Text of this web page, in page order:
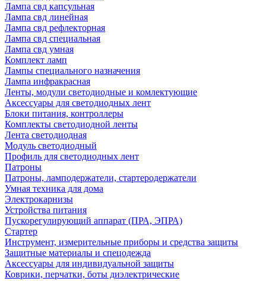
Лампа свд капсульная
Лампа свд линейная
Лампа свд рефлекторная
Лампа свд специальная
Лампа свд умная
Комплект ламп
Лампы специального назначения
Лампа инфракрасная
Ленты, модули светодиодные и комлектующие
Аксессуары для светодиодных лент
Блоки питания, контроллеры
Комплекты светодиодной ленты
Лента светодиодная
Модуль светодиодный
Профиль для светодиодных лент
Патроны
Патроны, ламподержатели, стартеродержатели
Умная техника для дома
Электрокарнизы
Устройства питания
Пускорегулирующий аппарат (ПРА, ЭПРА)
Стартер
Инструмент, измерительные приборы и средства защиты
Защитные материалы и спецодежда
Аксессуары для индивидуальной защиты
Коврики, перчатки, боты диэлектрические